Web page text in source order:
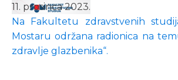
11. prosinca 2023.
Na Fakultetu zdravstvenih
Mostaru održana radionica na
zdravlje glazbenika“.